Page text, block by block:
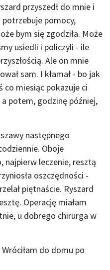
przyszedł do mnie i
potrzebuje pomocy,
bym się zgodziła. Może
usiedli i policzyli - ile
Ale on mnie
sam. I kłamał - bo jak
co miesiąc pokazuje ci
potem, godzinę później,
następnego
Oboje
najpierw leczenie, resztą
oszczędności -
piętnaście. Ryszard
Operację miałam
u dobrego chirurga w
Wróciłam do domu po